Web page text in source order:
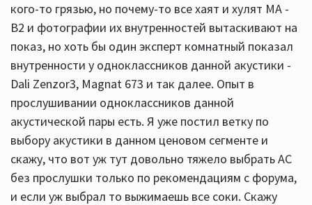
кого-то грязью, но почему-то все хаят и хулят MA -
B2 и фотографии их внутренностей вытаскивают на
показ, но хоть бы один эксперт комнатный показал
внутренности у одноклассников данной акустики -
Dali Zenzor3, Magnat 673 и так далее. Опыт в
прослушивании одноклассников данной
акустической пары есть. Я уже постил ветку по
выбору акустики в данном ценовом сегменте и
скажу, что вот уж тут довольно тяжело выбрать АС
без прослушки только по рекомендациям с форума,
и если уж выбрал то выжимаешь все соки. Скажу